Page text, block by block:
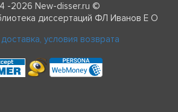
-2026 New-disser.ru ©
диссертаций ФЛ Иванов Е О
условия возврата